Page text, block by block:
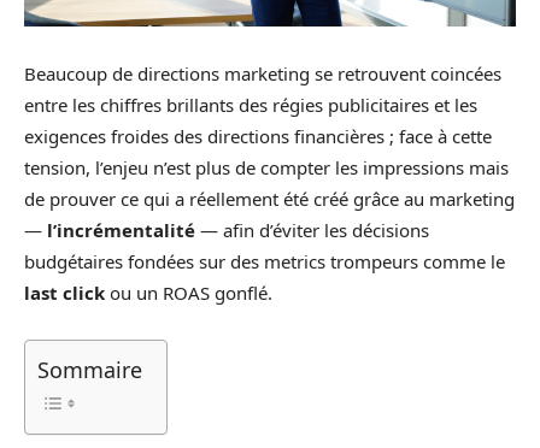
Beaucoup de directions marketing se retrouvent coincées
entre les chiffres brillants des régies publicitaires et les
exigences froides des directions financières ; face à cette
tension, l’enjeu n’est plus de compter les impressions mais
de prouver ce qui a réellement été créé grâce au marketing
— l’incrémentalité — afin d’éviter les décisions
budgétaires fondées sur des metrics trompeurs comme le
last click ou un ROAS gonflé.
Sommaire